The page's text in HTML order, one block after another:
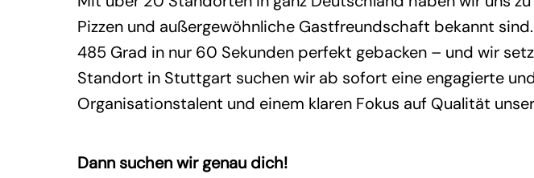
Pizzen und außergewöhnliche Gastfreundschaft bekannt
485 Grad in nur 60 Sekunden perfekt gebacken – und wir
Standort in Stuttgart suchen wir ab sofort eine engagierte
Organisationstalent und einem klaren Fokus auf Qualität
Dann suchen wir genau dich!